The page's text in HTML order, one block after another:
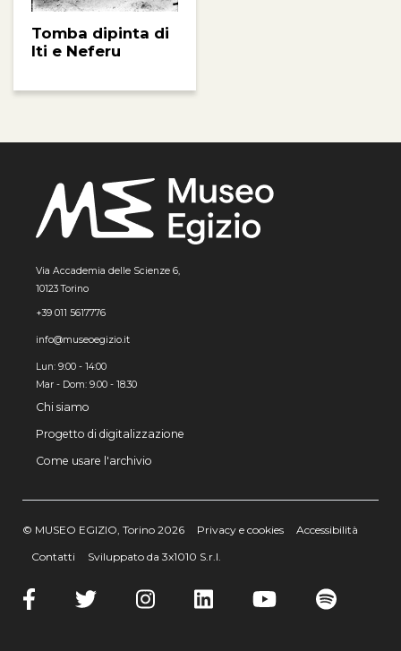
Tomba dipinta di
Iti e Neferu
Via Accademia delle Scienze 6,
10123 Torino
+39 011 5617776
info@museoegizio.it
Lun: 9:00 - 14:00
Mar - Dom: 9.00 - 18.30
Chi siamo
Progetto di digitalizzazione
Come usare l'archivio
© MUSEO EGIZIO, Torino 2026 Privacy e cookies
Accessibilità
Contatti
Sviluppato da 3x1010 S.r.l.